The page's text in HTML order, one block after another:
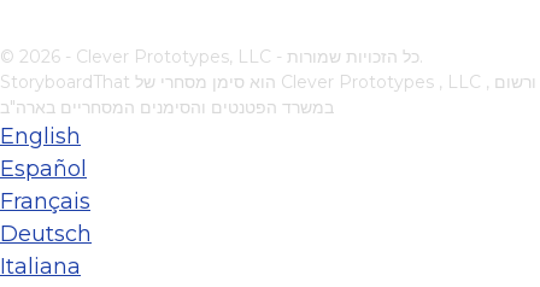
© 2026 - Clever Prototypes, LLC - כל הזכויות שמורות.
Clever Prototypes , LLC , ורשום
במשרד הפטנטים והסימנים המסחריים בארה"ב
English
Español
Français
Deutsch
Italiana